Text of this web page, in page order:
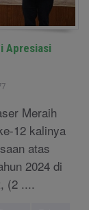
Apresiasi
Meraih
12 kalinya
atas
2024 di
(2 ....